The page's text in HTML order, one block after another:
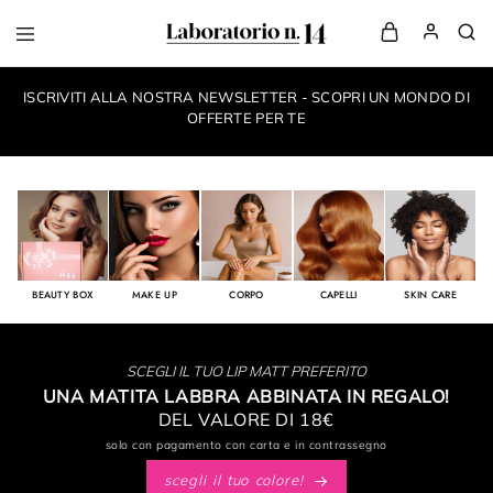
LaboratorioN14
your
make-
ISCRIVITI ALLA NOSTRA NEWSLETTER - SCOPRI UN MONDO DI
OFFERTE PER TE
BEAUTY BOX MAKE UP CORPO CAPELLI SKIN CARE
SCEGLI IL TUO LIP MATT PREFERITO
UNA MATITA LABBRA ABBINATA IN REGALO!
DEL VALORE DI 18€
solo con pagamento con carta e in contrassegno
scegli il tuo colore!